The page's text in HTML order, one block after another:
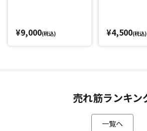
¥9,000(税込) ¥4,500(税込)
売れ筋ランキン
一覧へ